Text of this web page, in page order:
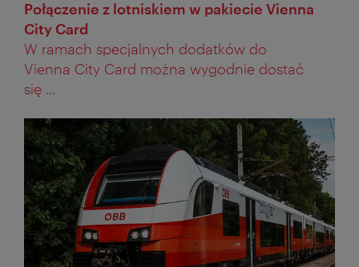
Połączenie z lotniskiem w pakiecie Vienna
City Card
W ramach specjalnych dodatków do
Vienna City Card można wygodnie dostać
się ...